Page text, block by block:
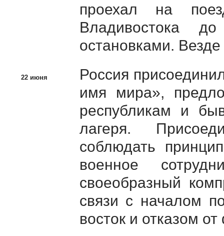
проехал на
Владивостока
остановками.
22 июня
Россия
имя мира»,
республикам и
лагеря.
соблюдать
военное
своеобразный
связи с началом
восток и отказом